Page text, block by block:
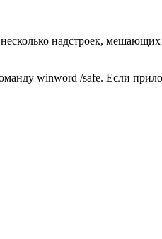
надстроек,
winword /safe. Если